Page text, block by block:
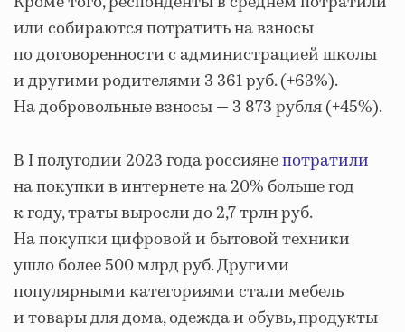
или собираются потратить на взносы
по договоренности с администрацией школы
и другими родителями 3 361 руб. (+63%).
На добровольные взносы — 3 873 рубля (+45%).
В I полугодии 2023 года россиянепотратили
на покупки в интернете на 20% больше год
к году, траты выросли до 2,7 трлн руб.
На покупки цифровой и бытовой техники
ушло более 500 млрд руб. Другими
популярными категориями стали мебель
и товары для дома, одежда и обувь, продукты